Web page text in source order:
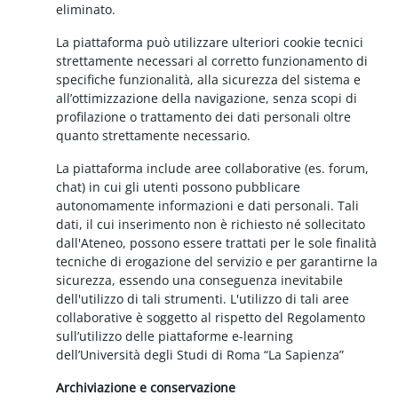
eliminato.
La piattaforma può utilizzare ulteriori cookie tecnici
strettamente necessari al corretto funzionamento di
specifiche funzionalità, alla sicurezza del sistema e
all’ottimizzazione della navigazione, senza scopi di
profilazione o trattamento dei dati personali oltre
quanto strettamente necessario.
La piattaforma include aree collaborative (es. forum,
chat) in cui gli utenti possono pubblicare
autonomamente informazioni e dati personali. Tali
dati, il cui inserimento non è richiesto né sollecitato
dall'Ateneo, possono essere trattati per le sole finalità
tecniche di erogazione del servizio e per garantirne la
sicurezza, essendo una conseguenza inevitabile
dell'utilizzo di tali strumenti. L'utilizzo di tali aree
collaborative è soggetto al rispetto del Regolamento
sull’utilizzo delle piattaforme e-learning
dell’Università degli Studi di Roma “La Sapienza”
Archiviazione e conservazione